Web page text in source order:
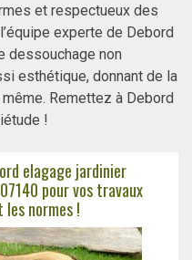
et respectueux des
experte de Debord
dessouchage non
esthétique, donnant de la
Remettez à Debord
!
elagage jardinier
pour vos travaux
les normes !